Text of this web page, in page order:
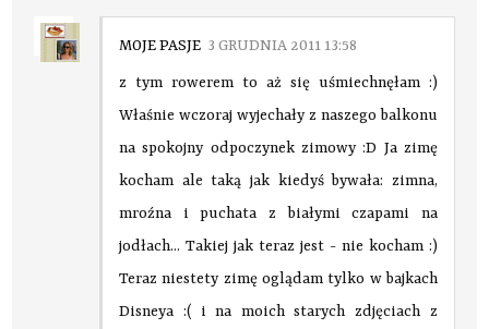
MOJE PASJE 3 GRUDNIA 2011 13:58
z tym rowerem to aż się uśmiechnęłam :)
Właśnie wczoraj wyjechały z naszego balkonu
na spokojny odpoczynek zimowy :D Ja zimę
kocham ale taką jak kiedyś bywała: zimna,
mroźna i puchata z białymi czapami na
jodłach... Takiej jak teraz jest - nie kocham :)
Teraz niestety zimę oglądam tylko w bajkach
Disneya :( i na moich starych zdjęciach z